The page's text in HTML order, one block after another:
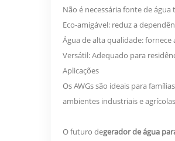
Não é necessária fonte de
Eco-amigável: reduz a
Água de alta qualidade:
Versátil: Adequado para
Aplicações
Os AWGs são ideais para
ambientes industriais e
O futuro degerador de água